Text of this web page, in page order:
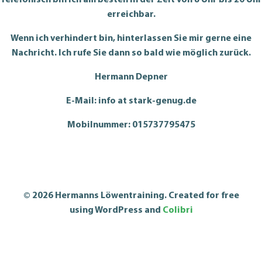
erreichbar.
Wenn ich verhindert bin, hinterlassen Sie mir gerne eine
Nachricht. Ich rufe Sie dann so bald wie möglich zurück.
Hermann Depner
E-Mail: info at stark-genug.de
Mobilnummer: 015737795475
© 2026 Hermanns Löwentraining. Created for free
using WordPress and Colibri